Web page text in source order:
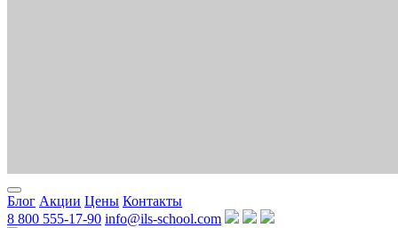
Блог Акции Цены Контакты
8 800 555-17-90 info@ils-school.com